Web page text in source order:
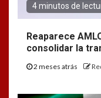
4 minutos de
Reaparece
consolidar la
2 meses atrás